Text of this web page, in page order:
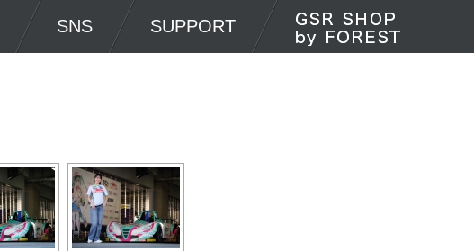
SNS SUPPORT